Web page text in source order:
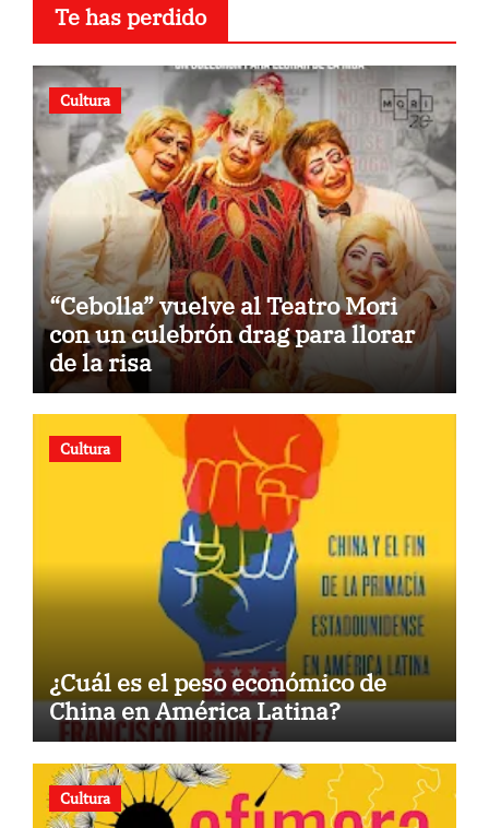
Te has perdido
Cultura
“Cebolla” vuelve al Teatro Mori
con un culebrón drag para llorar
de la risa
Cultura
¿Cuál es el peso económico de
China en América Latina?
Cultura